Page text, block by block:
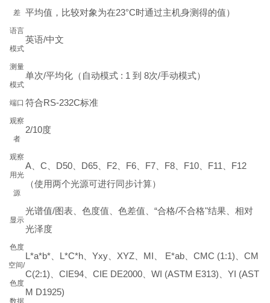
差
平均值，比较对象为在23°C时通过主机身测得的值）
语言
模式
英语/中文
测量
模式
单次/平均化（自动模式 : 1 到 8次/手动模式）
端口 符合RS-232C标准
观察
者
2/10度
观察
用光
源
A、C、D50、D65、F2、F6、F7、F8、F10、F11、F12
（使用两个光源可进行同步计算）
显示
光谱值/图表、色度值、色差值、“合格/不合格"结果、相对
光泽度
色度
空间/
色度
数据
L*a*b*、L*C*h、Yxy、XYZ、MI、 E*ab、CMC (1:1)、CM
C(2:1)、CIE94、CIE DE2000、WI (ASTM E313)、YI (AST
M D1925)